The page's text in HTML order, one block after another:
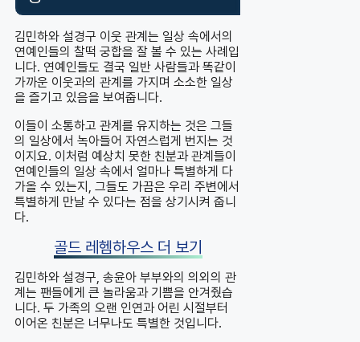
김민하와 설경구 이웃 관계는 일상 속에서의
연예인들의 찰떡 궁합을 잘 볼 수 있는 사례입
니다. 연예인들도 결국 일반 사람들과 똑같이
가까운 이웃과의 관계를 가지며 소소한 일상
을 즐기고 있음을 보여줍니다.
이들이 소통하고 관계를 유지하는 것은 그들
의 일상에서 녹아들어 자연스럽게 번지는 것
이지요. 이처럼 예상치 못한 친분과 관계들이
연예인들의 일상 속에서 얼마나 특별하게 다
가올 수 있는지, 그들도 가끔은 우리 주변에서
특별하게 만날 수 있다는 점을 상기시켜 줍니
다.
골드 레헴하우스 더 보기
김민하와 설경구, 송윤아 부부와의 의외의 관
계는 팬들에게 큰 놀라움과 기쁨을 안겨줬습
니다. 두 가족의 오랜 인연과 어린 시절부터
이어온 친분은 너무나도 특별한 것입니다.